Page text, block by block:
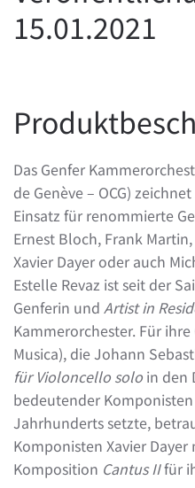
15.01.2021
Das Genfer
de Genève – OCG)
Einsatz für renommierte
Ernest Bloch, Frank
Xavier Dayer oder auch
Estelle Revaz ist seit der
Genferin und Artist in
Kammerorchester. Für ihre
Musica), die Johann
für Violoncello solo in den
bedeutender
Jahrhunderts setzte,
Komponisten Xavier
Komposition Cantus IIfür